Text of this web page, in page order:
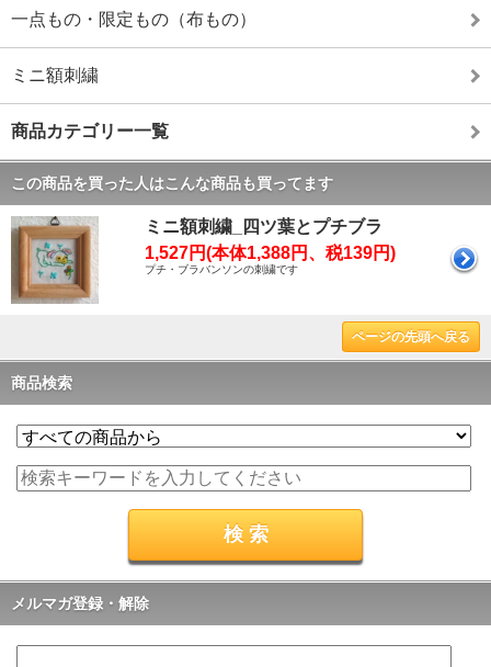
一点もの・限定もの（布もの）
ミニ額刺繍
商品カテゴリー一覧
この商品を買った人はこんな商品も買ってます
ミニ額刺繍_四ツ葉とプチブラ
1,527円(本体1,388円、税139円)
プチ・ブラバンソンの刺繍です
ページの先頭へ戻る
商品検索
メルマガ登録・解除